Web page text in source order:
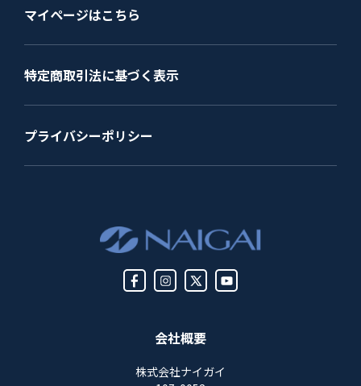
会社概要
株式会社ナイガイ
マイページはこちら
特定商取引法に基づく表示
プライバシーポリシー